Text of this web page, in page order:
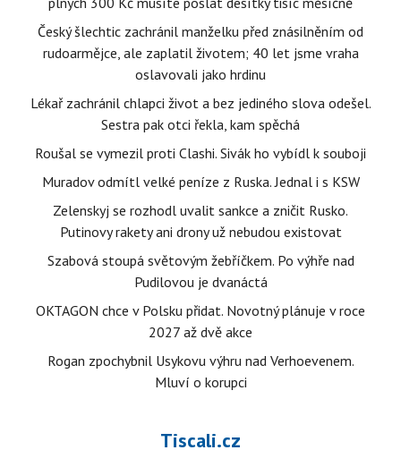
Český šlechtic zachránil manželku před znásilněním od
rudoarmějce, ale zaplatil životem; 40 let jsme vraha
oslavovali jako hrdinu
Lékař zachránil chlapci život a bez jediného slova odešel.
Sestra pak otci řekla, kam spěchá
Roušal se vymezil proti Clashi. Sivák ho vybídl k souboji
Muradov odmítl velké peníze z Ruska. Jednal i s KSW
Zelenskyj se rozhodl uvalit sankce a zničit Rusko.
Putinovy rakety ani drony už nebudou existovat
Szabová stoupá světovým žebříčkem. Po výhře nad
Pudilovou je dvanáctá
OKTAGON chce v Polsku přidat. Novotný plánuje v roce
2027 až dvě akce
Rogan zpochybnil Usykovu výhru nad Verhoevenem.
Mluví o korupci
Tiscali.cz